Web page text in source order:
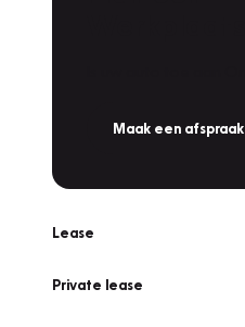
Maak een afspraak
Lease
Private lease